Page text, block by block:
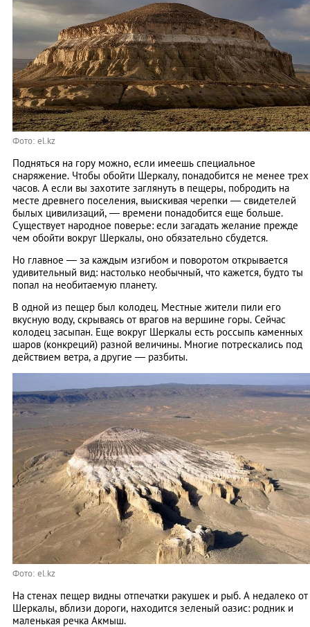
Фото: el.kz
Подняться на гору можно, если имеешь специальное
снаряжение. Чтобы обойти Шеркалу, понадобится не менее трех
часов. А если вы захотите заглянуть в пещеры, побродить на
месте древнего поселения, выискивая черепки — свидетелей
былых цивилизаций, — времени понадобится еще больше.
Существует народное поверье: если загадать желание прежде
чем обойти вокруг Шеркалы, оно обязательно сбудется.
Но главное — за каждым изгибом и поворотом открывается
удивительный вид: настолько необычный, что кажется, будто ты
попал на необитаемую планету.
В одной из пещер был колодец. Местные жители пили его
вкусную воду, скрываясь от врагов на вершине горы. Сейчас
колодец засыпан. Еще вокруг Шеркалы есть россыпь каменных
шаров (конкреций) разной величины. Многие потрескались под
действием ветра, а другие — разбиты.
Фото: el.kz
На стенах пещер видны отпечатки ракушек и рыб. А недалеко от
Шеркалы, вблизи дороги, находится зеленый оазис: родник и
маленькая речка Акмыш.